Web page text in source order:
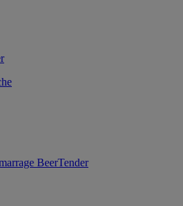
BeerTender